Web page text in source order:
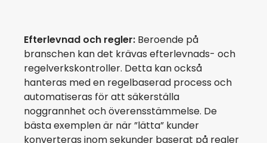
Efterlevnad och regler: Beroende på
branschen kan det krävas efterlevnads- och
regelverkskontroller. Detta kan också
hanteras med en regelbaserad process och
automatiseras för att säkerställa
noggrannhet och överensstämmelse. De
bästa exemplen är när ”lätta” kunder
konverteras inom sekunder baserat på regler